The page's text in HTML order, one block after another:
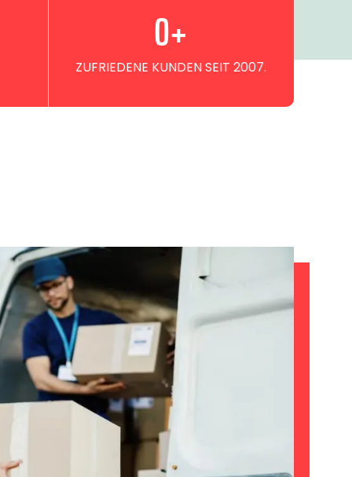
ZUFRIEDENE KUNDEN SEIT 2007.
0+